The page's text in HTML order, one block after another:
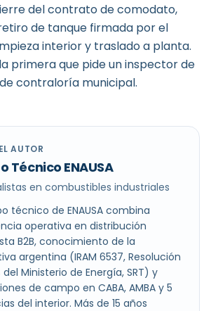
del contrato de comodato,
de tanque firmada por el
interior y traslado a planta.
primera que pide un inspector de
contraloría municipal.
AUTOR
Técnico ENAUSA
en combustibles industriales
técnico de ENAUSA combina
operativa en distribución
B2B, conocimiento de la
argentina (IRAM 6537, Resolución
del Ministerio de Energía, SRT) y
de campo en CABA, AMBA y 5
del interior. Más de 15 años